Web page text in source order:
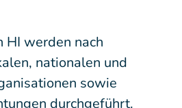
werden nach
nationalen und
sowie
durchgeführt.